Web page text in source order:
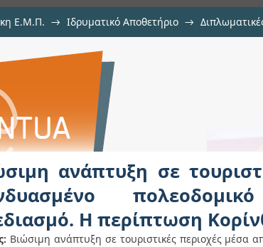
Ε.Μ.Π. → Ιδρυματικό Αποθετήριο →
σε τουριστικές
ανάπτυξη σε
Η περίπτωση
Βιώσιμη ανάπτυξη σε τουριστικές περιοχές μέσα